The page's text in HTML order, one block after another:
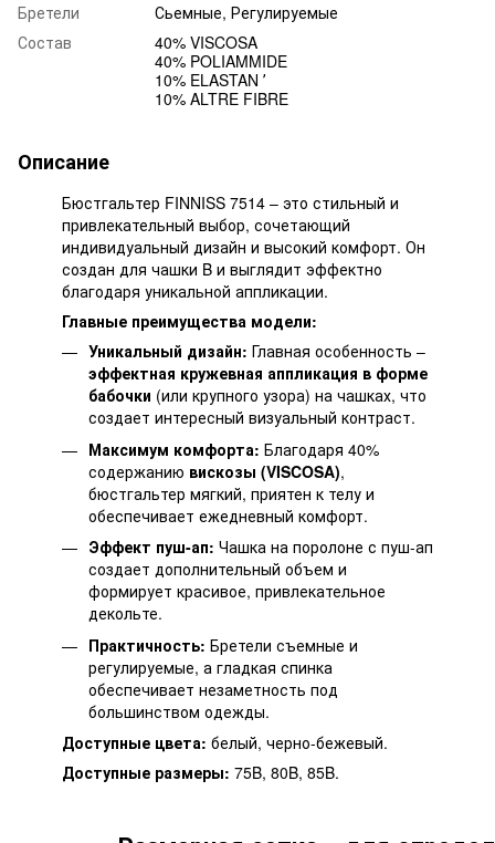
Бретели
Сьемные, Регулируемые
Состав
40% VISCOSA
40% POLIAMMIDE
10% ELASTAN ʼ
10% ALTRE FIBRE
Описание
Бюстгальтер FINNISS 7514 – это стильный и
привлекательный выбор, сочетающий
индивидуальный дизайн и высокий комфорт. Он
создан для чашки B и выглядит эффектно
благодаря уникальной аппликации.
Главные преимущества модели:
Уникальный дизайн: Главная особенность –
эффектная кружевная аппликация в форме
бабочки (или крупного узора) на чашках, что
создает интересный визуальный контраст.
Максимум комфорта: Благодаря 40%
содержанию вискозы (VISCOSA),
бюстгальтер мягкий, приятен к телу и
обеспечивает ежедневный комфорт.
Эффект пуш-ап: Чашка на поролоне с пуш-ап
создает дополнительный объем и
формирует красивое, привлекательное
декольте.
Практичность: Бретели съемные и
регулируемые, а гладкая спинка
обеспечивает незаметность под
большинством одежды.
Доступные цвета: белый, черно-бежевый.
Доступные размеры: 75B, 80B, 85B.